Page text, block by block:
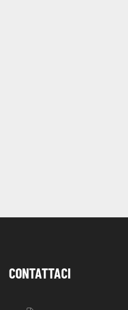
CONTATTACI